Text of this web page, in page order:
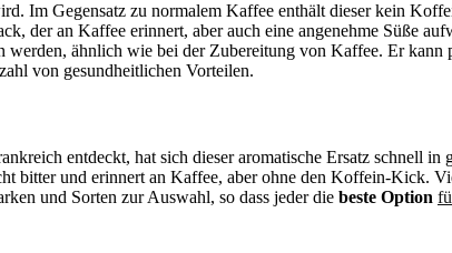
Im Gegensatz zu normalem Kaffee enthält dieser kein
der an Kaffee erinnert, aber auch eine angenehme Süße
werden, ähnlich wie bei der Zubereitung von Kaffee. Er
von gesundheitlichen Vorteilen.
entdeckt, hat sich dieser aromatische Ersatz schnell in
bitter und erinnert an Kaffee, aber ohne den Koffein-Kick.
und Sorten zur Auswahl, so dass jeder die beste Option